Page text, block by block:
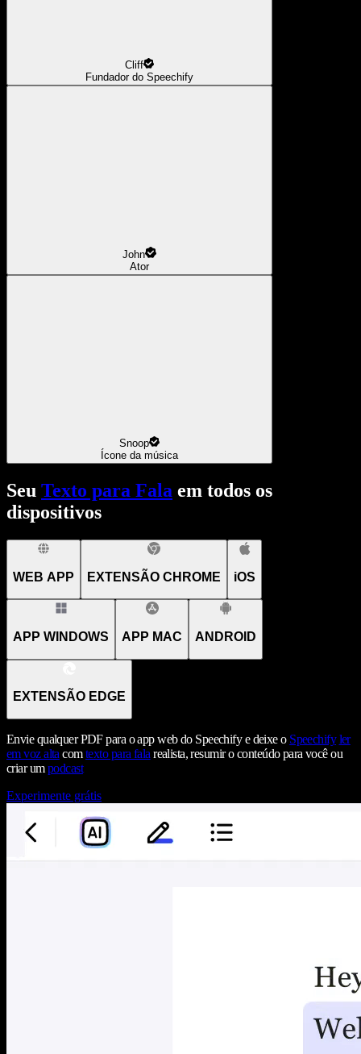
Cliff
Fundador do Speechify
John
Ator
Snoop
Ícone da música
Seu Texto para Fala em todos os
dispositivos
WEB APP EXTENSÃO CHROME iOS
APP WINDOWS APP MAC ANDROID
EXTENSÃO EDGE
Envie qualquer PDF para o app web do Speechify e deixe o Speechify ler
em voz alta comtexto para fala realista, resumir o conteúdo para você ou
criar umpodcast
Experimente grátis